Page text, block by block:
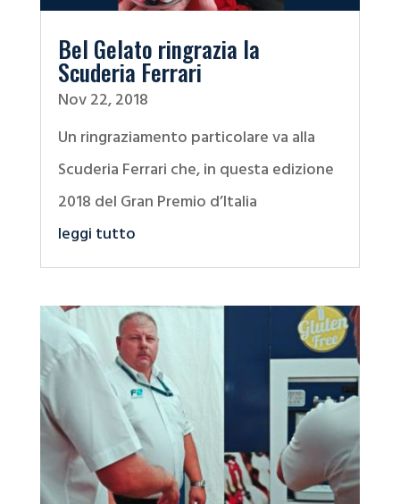
Bel Gelato ringrazia la
Scuderia Ferrari
Nov 22, 2018
Un ringraziamento particolare va alla
Scuderia Ferrari che, in questa edizione
2018 del Gran Premio d’Italia
leggi tutto